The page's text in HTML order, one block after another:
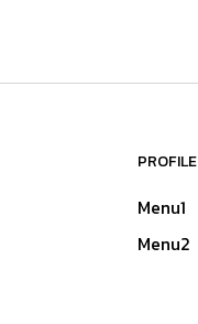
PROFILE
Menu1
Menu2